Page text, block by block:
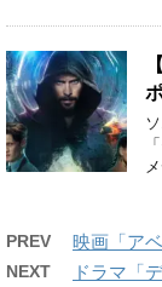
PREV 映画「ア
NEXT ドラマ「